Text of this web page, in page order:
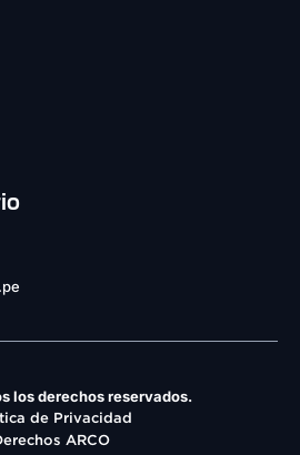
los derechos reservados.
de Privacidad
ARCO